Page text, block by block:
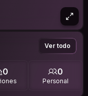
Ver todo
0 0
Personal